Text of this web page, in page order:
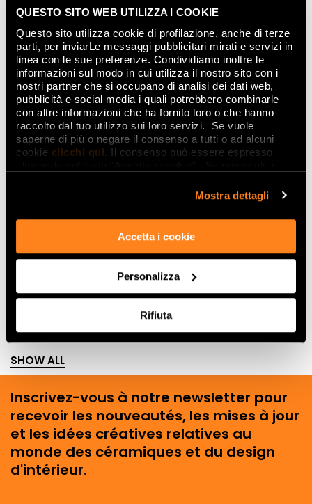
QUESTO SITO WEB UTILIZZA I COOKIE
Questo sito utilizza cookie di profilazione, anche di terze
parti, per inviarLe messaggi pubblicitari mirati e servizi in
linea con le sue preferenze. Condividiamo inoltre le
informazioni sul modo in cui utilizza il nostro sito con i
nostri partner che si occupano di analisi dei dati web,
pubblicità e social media i quali potrebbero combinarle
con altre informazioni che ha fornito loro o che hanno
raccolto dal tuo utilizzo sui loro servizi. Se vuole
saperne di più o negare il consenso a tutti o ad alcuni
cookie clicchi qui. Il consenso può essere espresso
Mostra dettagli
Accetta i cookie
Personalizza
Rifiuta
SHOW ALL
Inscrivez-vous à notre newsletter pour
recevoir les nouveautés, les mises à jour
et les idées créatives relatives au
monde des céramiques et du design
d'intérieur.